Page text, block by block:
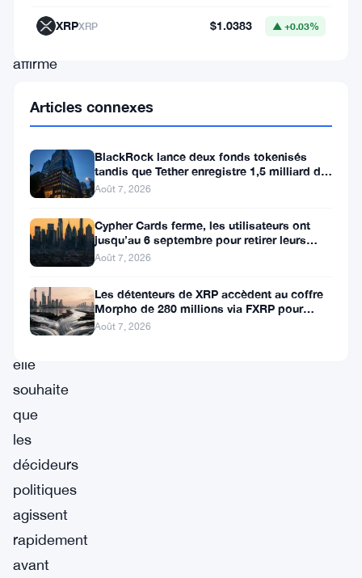
Bâle
affirme
les
pourraient
fragmenter
système
financier
mondial
elle
souhaite
que
les
décideurs
politiques
agissent
rapidement
avant
XRPXRP $1.0383 ▲ +0.03%
Articles connexes
BlackRock lance deux fonds tokenisés
tandis que Tether enregistre 1,5 milliard de
bénéfices au T2
Août 7, 2026
Cypher Cards ferme, les utilisateurs ont
jusqu’au 6 septembre pour retirer leurs
fonds
Août 7, 2026
Les détenteurs de XRP accèdent au coffre
Morpho de 280 millions via FXRP pour
emprunter des RLUSD
Août 7, 2026